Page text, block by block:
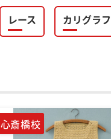
レース カリグラ
心斎橋校